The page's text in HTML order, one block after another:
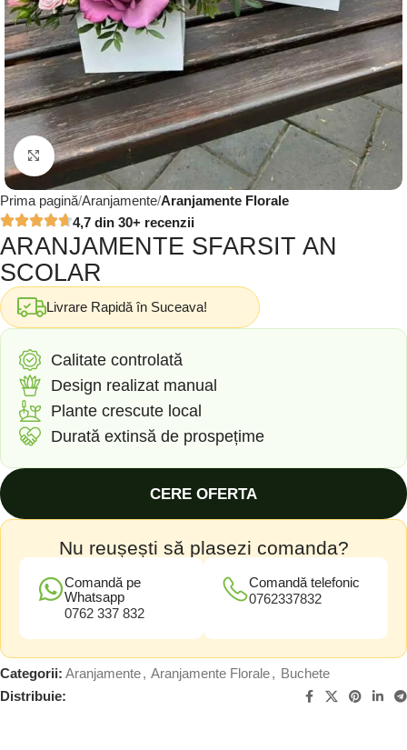
Click to enlarge
Prima pagină Aranjamente Aranjamente Florale
4,7 din 30+ recenzii
ARANJAMENTE SFARSIT AN
SCOLAR
Livrare Rapidă în Suceava!
Calitate controlată
Design realizat manual
Plante crescute local
Durată extinsă de prospețime
CERE OFERTA
Nu reușești să plasezi comanda?
Comandă pe
Whatsapp
0762 337 832
Comandă telefonic
0762337832
Categorii: Aranjamente, Aranjamente Florale, Buchete
Distribuie: